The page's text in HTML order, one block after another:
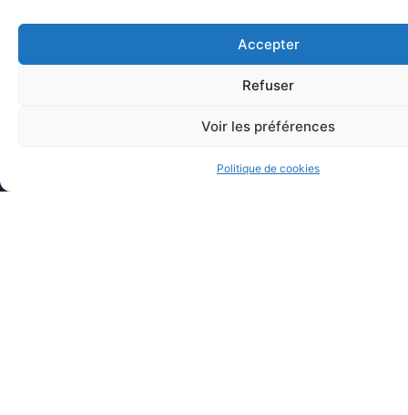
Accepter
Refuser
Voir les préférences
Politique de cookies
VOUS SOUHAITEZ AMÉLIORER VOS PRATIQUES
Inscription en moins de 2 minutes
Indemnisation possible via l’ANDPC